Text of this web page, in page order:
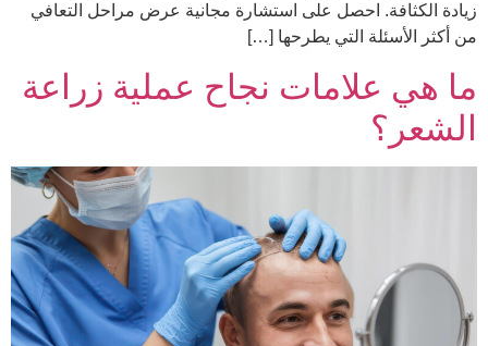
زيادة الكثافة. احصل على استشارة مجانية عرض مراحل التعافي
من أكثر الأسئلة التي يطرحها […]
ما هي علامات نجاح عملية زراعة
الشعر؟